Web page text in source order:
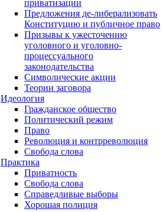
приватизации
Предложения де-либерализовать
Конституцию и публичное право
Призывы к ужесточению
уголовного и уголовно-
процессуального
законодательства
Символические акции
Теории заговора
Идеология
Гражданское общество
Политический режим
Право
Революция и контрреволюция
Свобода слова
Практика
Приватность
Свобода слова
Справедливые выборы
Хорошая полиция